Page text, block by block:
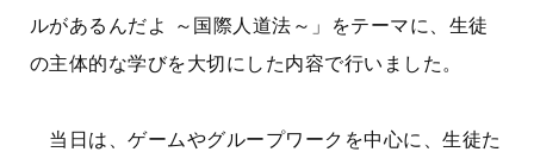
ルがあるんだよ ～国際人道法～」をテーマに、生徒
の主体的な学びを大切にした内容で行いました。
当日は、ゲームやグループワークを中心に、生徒た